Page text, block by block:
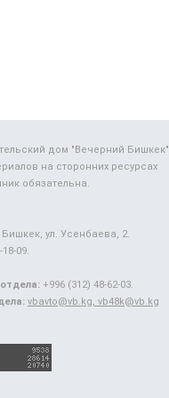
дом "Вечерний Бишкек"
на сторонних ресурсах
обязательна.
ул. Усенбаева, 2.
09.
+996 (312) 48-62-03.
vbavto@vb.kg, vb48k@vb.kg